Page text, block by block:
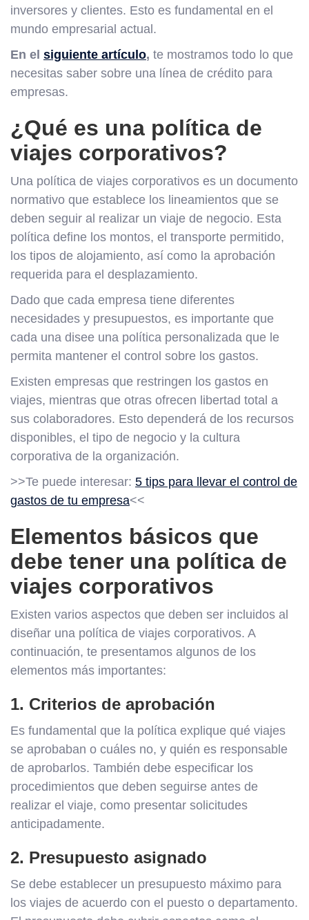
inversores y clientes. Esto es fundamental en el
mundo empresarial actual.
En el siguiente artículo, te mostramos todo lo que
necesitas saber sobre una línea de crédito para
empresas.
¿Qué es una política de
viajes corporativos?
Una política de viajes corporativos es un documento
normativo que establece los lineamientos que se
deben seguir al realizar un viaje de negocio. Esta
política define los montos, el transporte permitido,
los tipos de alojamiento, así como la aprobación
requerida para el desplazamiento.
Dado que cada empresa tiene diferentes
necesidades y presupuestos, es importante que
cada una disee una política personalizada que le
permita mantener el control sobre los gastos.
Existen empresas que restringen los gastos en
viajes, mientras que otras ofrecen libertad total a
sus colaboradores. Esto dependerá de los recursos
disponibles, el tipo de negocio y la cultura
corporativa de la organización.
>>Te puede interesar: 5 tips para llevar el control de
gastos de tu empresa<<
Elementos básicos que
debe tener una política de
viajes corporativos
Existen varios aspectos que deben ser incluidos al
diseñar una política de viajes corporativos. A
continuación, te presentamos algunos de los
elementos más importantes:
1. Criterios de aprobación
Es fundamental que la política explique qué viajes
se aprobaban o cuáles no, y quién es responsable
de aprobarlos. También debe especificar los
procedimientos que deben seguirse antes de
realizar el viaje, como presentar solicitudes
anticipadamente.
2. Presupuesto asignado
Se debe establecer un presupuesto máximo para
los viajes de acuerdo con el puesto o departamento.